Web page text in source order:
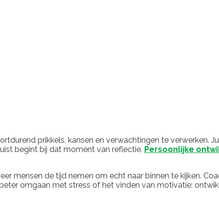
prikkels, kansen en verwachtingen te verwerken.
begint bij dat moment van reflectie. Persoonlijke
mensen de tijd nemen om echt naar binnen te kijken.
omgaan met stress of het vinden van motivatie: